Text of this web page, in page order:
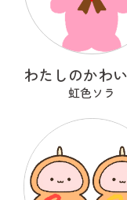
虹色ソラ